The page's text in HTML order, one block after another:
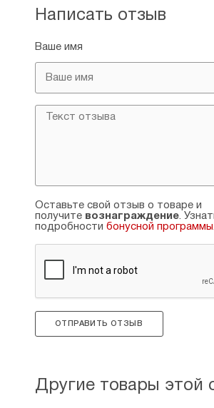
Написать отзыв
Ваше имя
Оставьте свой отзыв о товаре и
получите вознаграждение.
подробности бонусной программы.
ОТПРАВИТЬ ОТЗЫВ
Другие товары этой